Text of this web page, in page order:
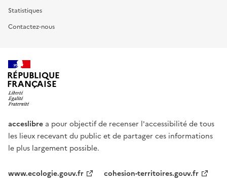
Statistiques
Contactez-nous
RÉPUBLIQUE
FRANÇAISE
acceslibre a pour objectif de recenser l'accessibilité de tous
les lieux recevant du public et de partager ces informations
le plus largement possible.
www.ecologie.gouv.fr
cohesion-territoires.gouv.fr